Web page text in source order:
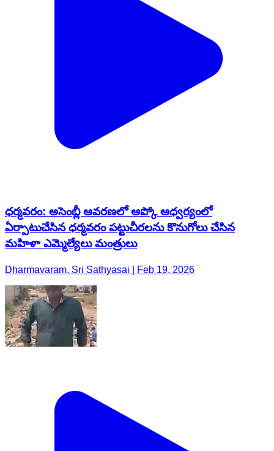
ధర్మవరం: అసెంబ్లీ ఆవరణలో ఆప్కో ఆధ్వర్యంలో
ఏర్పాటుచేసిన ధర్మవరం పట్టుచీరలను కొనుగోలు చేసిన
మహిళా ఎమ్మెల్యేలు మంత్రులు
Dharmavaram, Sri Sathyasai | Feb 19, 2026